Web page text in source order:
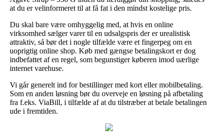
at du er velinformeret til at få fat i den mindst kostelige pris.
Du skal bare være omhyggelig med, at hvis en online
virksomhed sælger varer til en udsalgspris der er urealistisk
attraktiv, så bør det i nogle tilfælde være et fingerpeg om en
uoprigtig online shop. Køb med gængse betalingskort er dog
indbefattet af en regel, som begunstiger køberen imod uærlige
internet varehuse.
Vi går generelt ind for bestillinger med kort eller mobilbetaling.
Som en anden løsning bør du overveje en løsning på afbetaling
fra f.eks. ViaBill, i tilfælde af at du tilstræber at betale betalingen
ude i fremtiden.